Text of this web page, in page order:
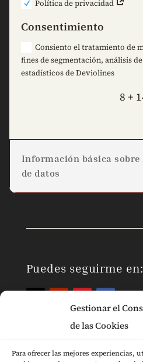
Gestionar el
de las Cookies
Para ofrecer las mejores experiencias,
Política de privacidad
Consentimiento
Consiento el tratamiento de
fines de segmentación, análisis
estadísticos de Deviolines
8 +
Información básica sobre
de datos
Puedes seguirme en: